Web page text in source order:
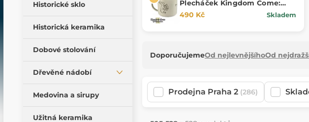
Rohy se zdobením
Příslušenství pro rohy
Historické sklo
Historická keramika
Dobové stolování
Dřevěné nádobí
Lžičky
Medovina a sirupy
Užitná keramika
Plecháček Kingdom Come:
Deliverance II - Zajíci
490 Kč Skladem
DoporučujemeOd nejlevnějšíhoOd
Prodejna Praha 2 (286)